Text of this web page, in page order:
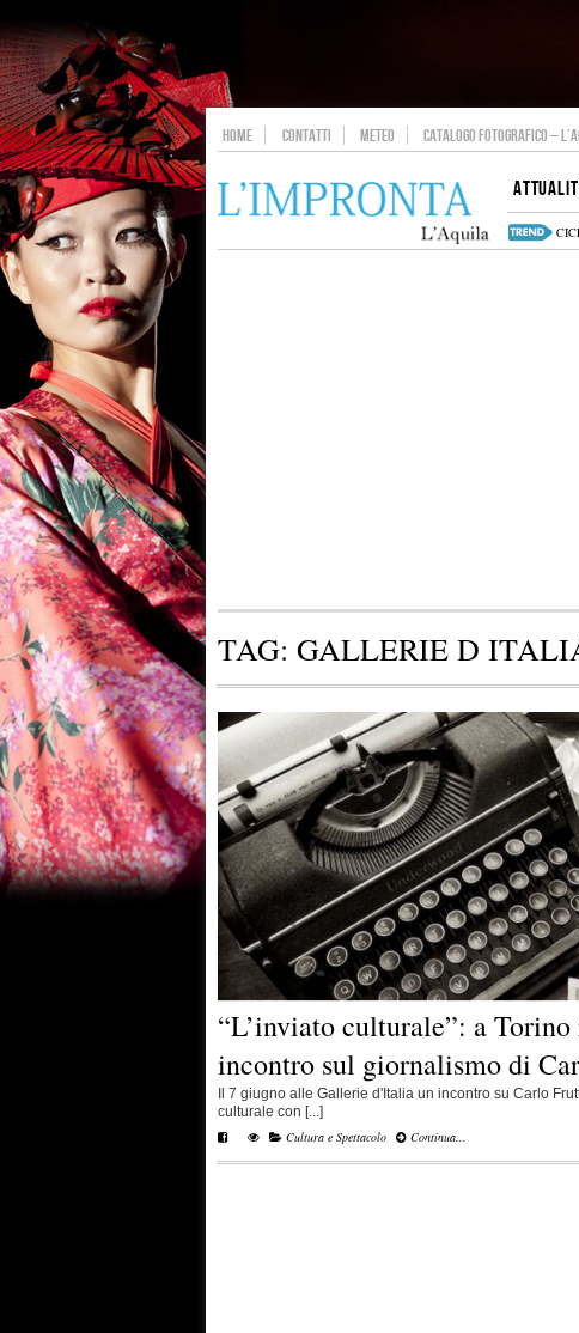
HOME CONTATTI METEO CATALOGO FOTOGRAFICO –
TAG: GALLERIE D
“L’inviato culturale”: a
incontro sul giornalismo di
Il 7 giugno alle Gallerie d'Italia un incontro su Carlo
culturale con [...]
Cultura e Spettacolo
Continua...